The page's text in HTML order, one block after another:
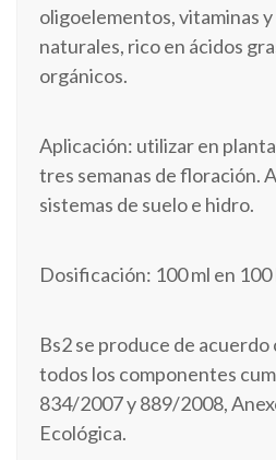
oligoelementos, vitaminas
naturales, rico en ácidos
orgánicos.
Aplicación: utilizar en
tres semanas de floración.
sistemas de suelo e hidro.
Dosificación: 100 ml en
Bs2 se produce de acuerdo
todos los componentes
834/2007 y 889/2008,
Ecológica.